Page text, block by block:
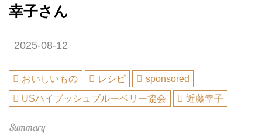
幸子さん
2025-08-12
おいしいもの レシピ
sponsored
USハイブッシュブルーベリー協会
近藤幸子